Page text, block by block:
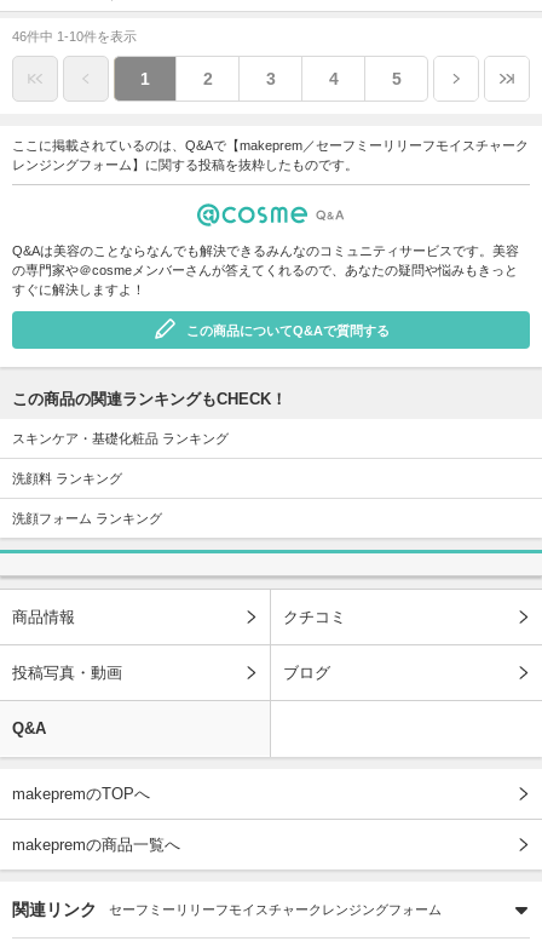
46件中 1-10件を表示
1 2 3 4 5
ここに掲載されているのは、Q&Aで【makeprem／セーフミーリリーフモイスチャーク
レンジングフォーム】に関する投稿を抜粋したものです。
Q&Aは美容のことならなんでも解決できるみんなのコミュニティサービスです。美容
の専門家や＠cosmeメンバーさんが答えてくれるので、あなたの疑問や悩みもきっと
すぐに解決しますよ！
この商品についてQ&Aで質問する
この商品の関連ランキングもCHECK！
スキンケア・基礎化粧品 ランキング
洗顔料 ランキング
洗顔フォーム ランキング
商品情報 クチコミ
投稿写真・動画 ブログ
Q&A
makepremのTOPへ
makepremの商品一覧へ
関連リンク セーフミーリリーフモイスチャークレンジングフォーム